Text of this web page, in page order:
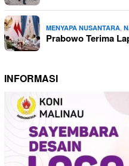
MENYAPA NUSANTARA,
Prabowo Terima
INFORMASI